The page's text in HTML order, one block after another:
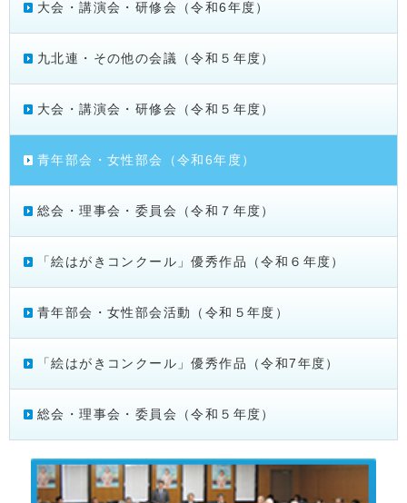
大会・講演会・研修会（令和6年度）
九北連・その他の会議（令和５年度）
大会・講演会・研修会（令和５年度）
青年部会・女性部会（令和6年度）
総会・理事会・委員会（令和７年度）
「絵はがきコンクール」優秀作品（令和６年度）
青年部会・女性部会活動（令和５年度）
「絵はがきコンクール」優秀作品（令和7年度）
総会・理事会・委員会（令和５年度）